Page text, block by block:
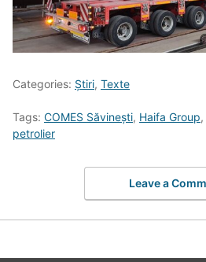
Categories: Știri, Texte
Tags: COMES Săvinești, Haifa Group,
petrolier
Leave a